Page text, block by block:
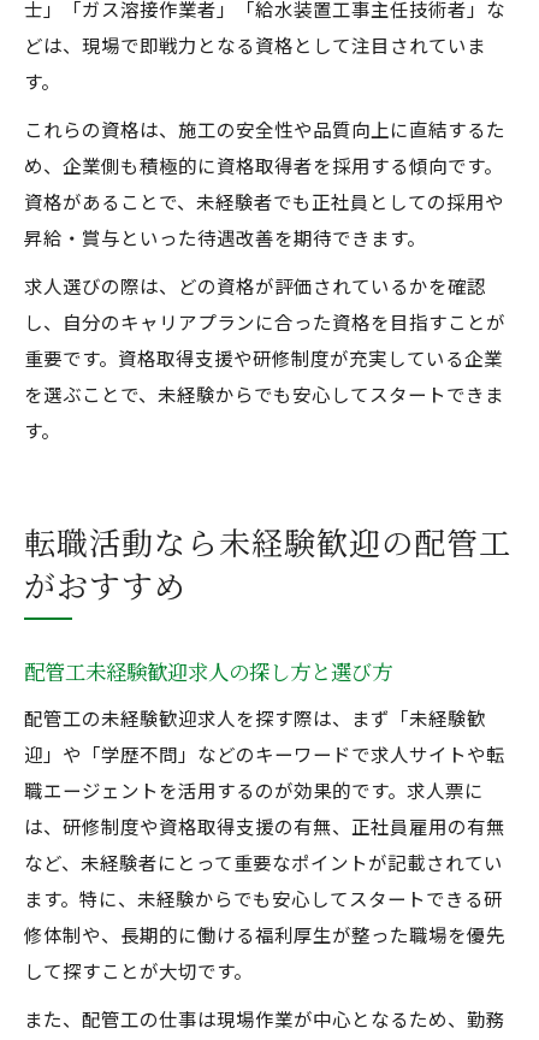
士」「ガス溶接作業者」「給水装置工事主任技術者」な
どは、現場で即戦力となる資格として注目されていま
す。
これらの資格は、施工の安全性や品質向上に直結するた
め、企業側も積極的に資格取得者を採用する傾向です。
資格があることで、未経験者でも正社員としての採用や
昇給・賞与といった待遇改善を期待できます。
求人選びの際は、どの資格が評価されているかを確認
し、自分のキャリアプランに合った資格を目指すことが
重要です。資格取得支援や研修制度が充実している企業
を選ぶことで、未経験からでも安心してスタートできま
す。
転職活動なら未経験歓迎の配管工
がおすすめ
配管工未経験歓迎求人の探し方と選び方
配管工の未経験歓迎求人を探す際は、まず「未経験歓
迎」や「学歴不問」などのキーワードで求人サイトや転
職エージェントを活用するのが効果的です。求人票に
は、研修制度や資格取得支援の有無、正社員雇用の有無
など、未経験者にとって重要なポイントが記載されてい
ます。特に、未経験からでも安心してスタートできる研
修体制や、長期的に働ける福利厚生が整った職場を優先
して探すことが大切です。
また、配管工の仕事は現場作業が中心となるため、勤務